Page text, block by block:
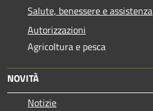
Salute, benessere e assistenza
Autorizzazioni
Agricoltura e pesca
NOVITÀ
Notizie